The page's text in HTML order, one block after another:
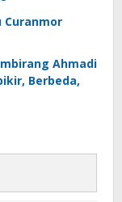
Curanmor
Ahmadi
Berbeda,